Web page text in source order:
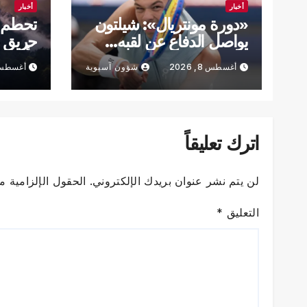
أخبار
«دورة مونتريال»: شيلتون
يواصل الدفاع عن لقبه…
وتيافو يتقدّم
أغسطس 8, 2026 شؤون آسيوية
أخبار
تحطم
حريق
أغسطس 8,
اترك تعليقاً
لن يتم نشر عنوان بريدك الإلكتروني. الحقول الإلزامية
التعليق *